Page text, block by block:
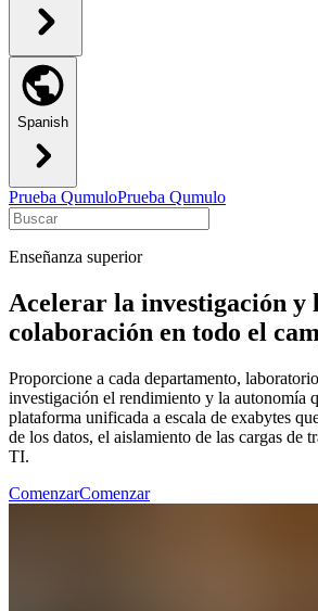
Spanish
Prueba QumuloPrueba Qumulo
Enseñanza superior
Acelerar la investigación y
colaboración en todo el
Proporcione a cada departamento,
investigación el rendimiento y la autonomía
plataforma unificada a escala de exabytes
de los datos, el aislamiento de las cargas de
TI.
ComenzarComenzar